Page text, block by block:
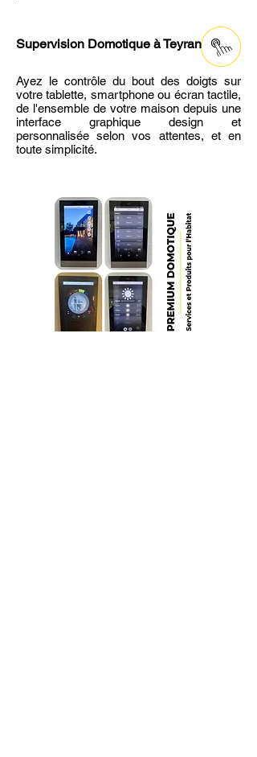
Supervision Domotique à Teyran
Ayez le contrôle du bout des doigts sur
votre tablette, smartphone ou écran tactile,
de l'ensemble de votre maison depuis une
interface graphique design et
personnalisée selon vos attentes, et en
toute simplicité.